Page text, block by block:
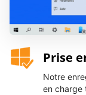
Prise
Notre
en charge